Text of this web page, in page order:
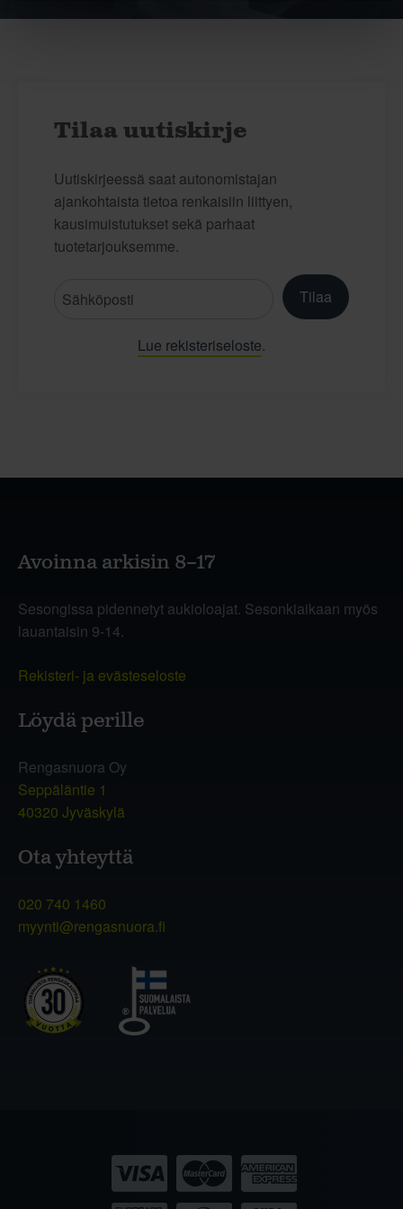
Tilaa uutiskirje
Uutiskirjeessä saat autonomistajan
ajankohtaista tietoa renkaisiin liittyen,
kausimuistutukset sekä parhaat
tuotetarjouksemme.
Tilaa
Lue rekisteriseloste.
Avoinna arkisin 8–17
Sesongissa pidennetyt aukioloajat. Sesonkiaikaan myös
lauantaisin 9-14.
Rekisteri- ja evästeseloste
Löydä perille
Rengasnuora Oy
Seppäläntie 1
40320 Jyväskylä
Ota yhteyttä
020 740 1460
myynti@rengasnuora.fi